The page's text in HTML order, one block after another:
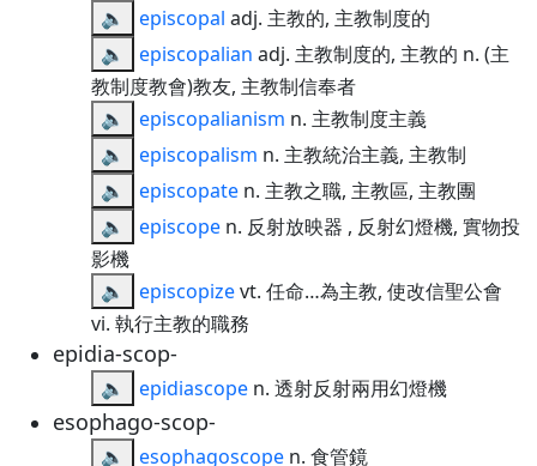
🔈
episcopal adj. 主教的, 主教制度的
🔈
episcopalian adj. 主教制度的, 主教的 n. (主
教制度教會)教友, 主教制信奉者
🔈
episcopalianism n. 主教制度主義
🔈
episcopalism n. 主教統治主義, 主教制
🔈
episcopate n. 主教之職, 主教區, 主教團
🔈
episcope n. 反射放映器 , 反射幻燈機, 實物投
影機
🔈
episcopizevt. 任命…為主教, 使改信聖公會
vi. 執行主教的職務
epidia-scop-
🔈 epidiascope n. 透射反射兩用幻燈機
esophago-scop-
🔈 esophagoscope n. 食管鏡